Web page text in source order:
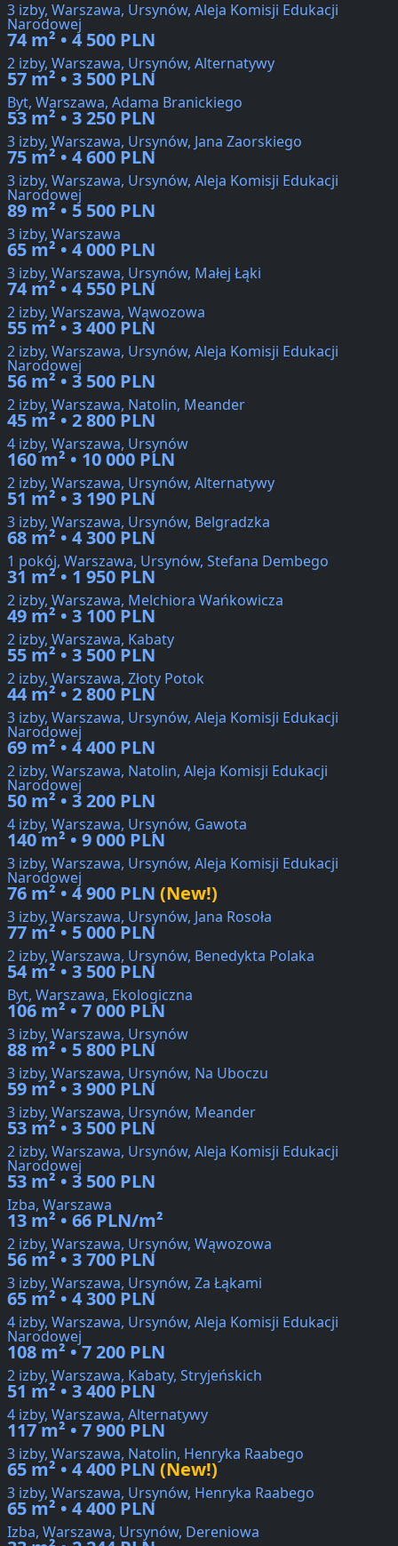
3 izby, Warszawa, Ursynów, Aleja Komisji Edukacji
Narodowej
74 m² • 4 500 PLN
2 izby, Warszawa, Ursynów, Alternatywy
57 m² • 3 500 PLN
Byt, Warszawa, Adama Branickiego
53 m² • 3 250 PLN
3 izby, Warszawa, Ursynów, Jana Zaorskiego
75 m² • 4 600 PLN
3 izby, Warszawa, Ursynów, Aleja Komisji Edukacji
Narodowej
89 m² • 5 500 PLN
3 izby, Warszawa
65 m² • 4 000 PLN
3 izby, Warszawa, Ursynów, Małej Łąki
74 m² • 4 550 PLN
2 izby, Warszawa, Wąwozowa
55 m² • 3 400 PLN
2 izby, Warszawa, Ursynów, Aleja Komisji Edukacji
Narodowej
56 m² • 3 500 PLN
2 izby, Warszawa, Natolin, Meander
45 m² • 2 800 PLN
4 izby, Warszawa, Ursynów
160 m² • 10 000 PLN
2 izby, Warszawa, Ursynów, Alternatywy
51 m² • 3 190 PLN
3 izby, Warszawa, Ursynów, Belgradzka
68 m² • 4 300 PLN
1 pokój, Warszawa, Ursynów, Stefana Dembego
31 m² • 1 950 PLN
2 izby, Warszawa, Melchiora Wańkowicza
49 m² • 3 100 PLN
2 izby, Warszawa, Kabaty
55 m² • 3 500 PLN
2 izby, Warszawa, Złoty Potok
44 m² • 2 800 PLN
3 izby, Warszawa, Ursynów, Aleja Komisji Edukacji
Narodowej
69 m² • 4 400 PLN
2 izby, Warszawa, Natolin, Aleja Komisji Edukacji
Narodowej
50 m² • 3 200 PLN
4 izby, Warszawa, Ursynów, Gawota
140 m² • 9 000 PLN
3 izby, Warszawa, Ursynów, Aleja Komisji Edukacji
Narodowej
76 m² • 4 900 PLN (New!)
3 izby, Warszawa, Ursynów, Jana Rosoła
77 m² • 5 000 PLN
2 izby, Warszawa, Ursynów, Benedykta Polaka
54 m² • 3 500 PLN
Byt, Warszawa, Ekologiczna
106 m² • 7 000 PLN
3 izby, Warszawa, Ursynów
88 m² • 5 800 PLN
3 izby, Warszawa, Ursynów, Na Uboczu
59 m² • 3 900 PLN
3 izby, Warszawa, Ursynów, Meander
53 m² • 3 500 PLN
2 izby, Warszawa, Ursynów, Aleja Komisji Edukacji
Narodowej
53 m² • 3 500 PLN
Izba, Warszawa
13 m² • 66 PLN/m²
2 izby, Warszawa, Ursynów, Wąwozowa
56 m² • 3 700 PLN
3 izby, Warszawa, Ursynów, Za Łąkami
65 m² • 4 300 PLN
4 izby, Warszawa, Ursynów, Aleja Komisji Edukacji
Narodowej
108 m² • 7 200 PLN
2 izby, Warszawa, Kabaty, Stryjeńskich
51 m² • 3 400 PLN
4 izby, Warszawa, Alternatywy
117 m² • 7 900 PLN
3 izby, Warszawa, Natolin, Henryka Raabego
65 m² • 4 400 PLN (New!)
3 izby, Warszawa, Ursynów, Henryka Raabego
65 m² • 4 400 PLN
Izba, Warszawa, Ursynów, Dereniowa